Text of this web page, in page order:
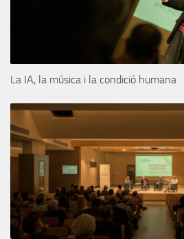
La IA, la música i la condició humana